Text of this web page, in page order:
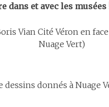
dans et avec les
Vian Cité Véron en
Nuage Vert)
dessins donnés à Nuage